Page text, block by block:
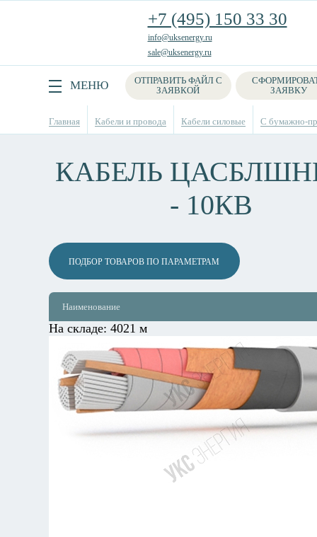
+7 (495) 150 33 30
info@uksenergy.ru
sale@uksenergy.ru
МЕНЮ
ОТПРАВИТЬ ФАЙЛ С
ЗАЯВКОЙ
ЗАЯВКУ
Поиск
Главная Кабели и провода Кабели силовые С бумажно-
КАБЕЛЬ
- 10КВ
ПОДБОР ТОВАРОВ ПО ПАРАМЕТРАМ
Наименование
На складе: 4021 м